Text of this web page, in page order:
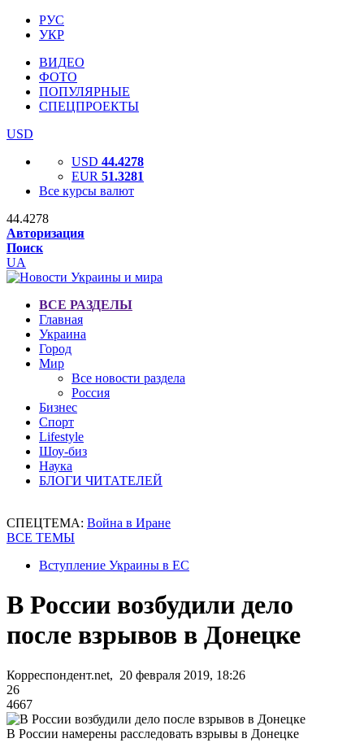
РУС
УКР
ВИДЕО
ФОТО
ПОПУЛЯРНЫЕ
СПЕЦПРОЕКТЫ
USD
USD 44.4278
EUR 51.3281
Все курсы валют
44.4278
Авторизация
Поиск
UA
ВСЕ РАЗДЕЛЫ
Главная
Украина
Город
Мир
Все новости раздела
Россия
Бизнес
Спорт
Lifestyle
Шоу-биз
Наука
БЛОГИ ЧИТАТЕЛЕЙ
СПЕЦТЕМА: Война в Иране
ВСЕ ТЕМЫ
Вступление Украины в ЕС
В России возбудили дело
после взрывов в Донецке
Корреспондент.net, 20 февраля 2019, 18:26
26
4667
В России намерены расследовать взрывы в Донецке